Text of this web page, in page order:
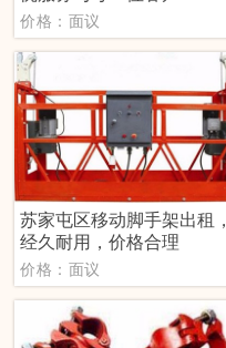
价格：面议
苏家屯区移动脚手架出租，
经久耐用，价格合理
价格：面议